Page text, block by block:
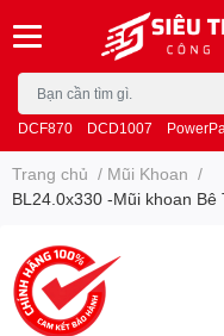
DCF870 DCD1007
Trang chủ / Mũi Khoan /
BL24.0x330 -Mũi khoan Bê